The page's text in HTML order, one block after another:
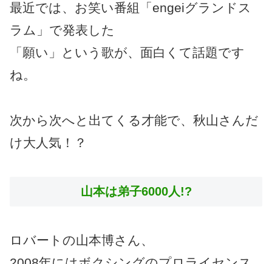
最近では、お笑い番組「engeiグランドス
ラム」で発表した
「願い」という歌が、面白くて話題です
ね。
次から次へと出てくる才能で、秋山さんだ
け大人気！？
山本は弟子6000人!?
ロバートの山本博さん、